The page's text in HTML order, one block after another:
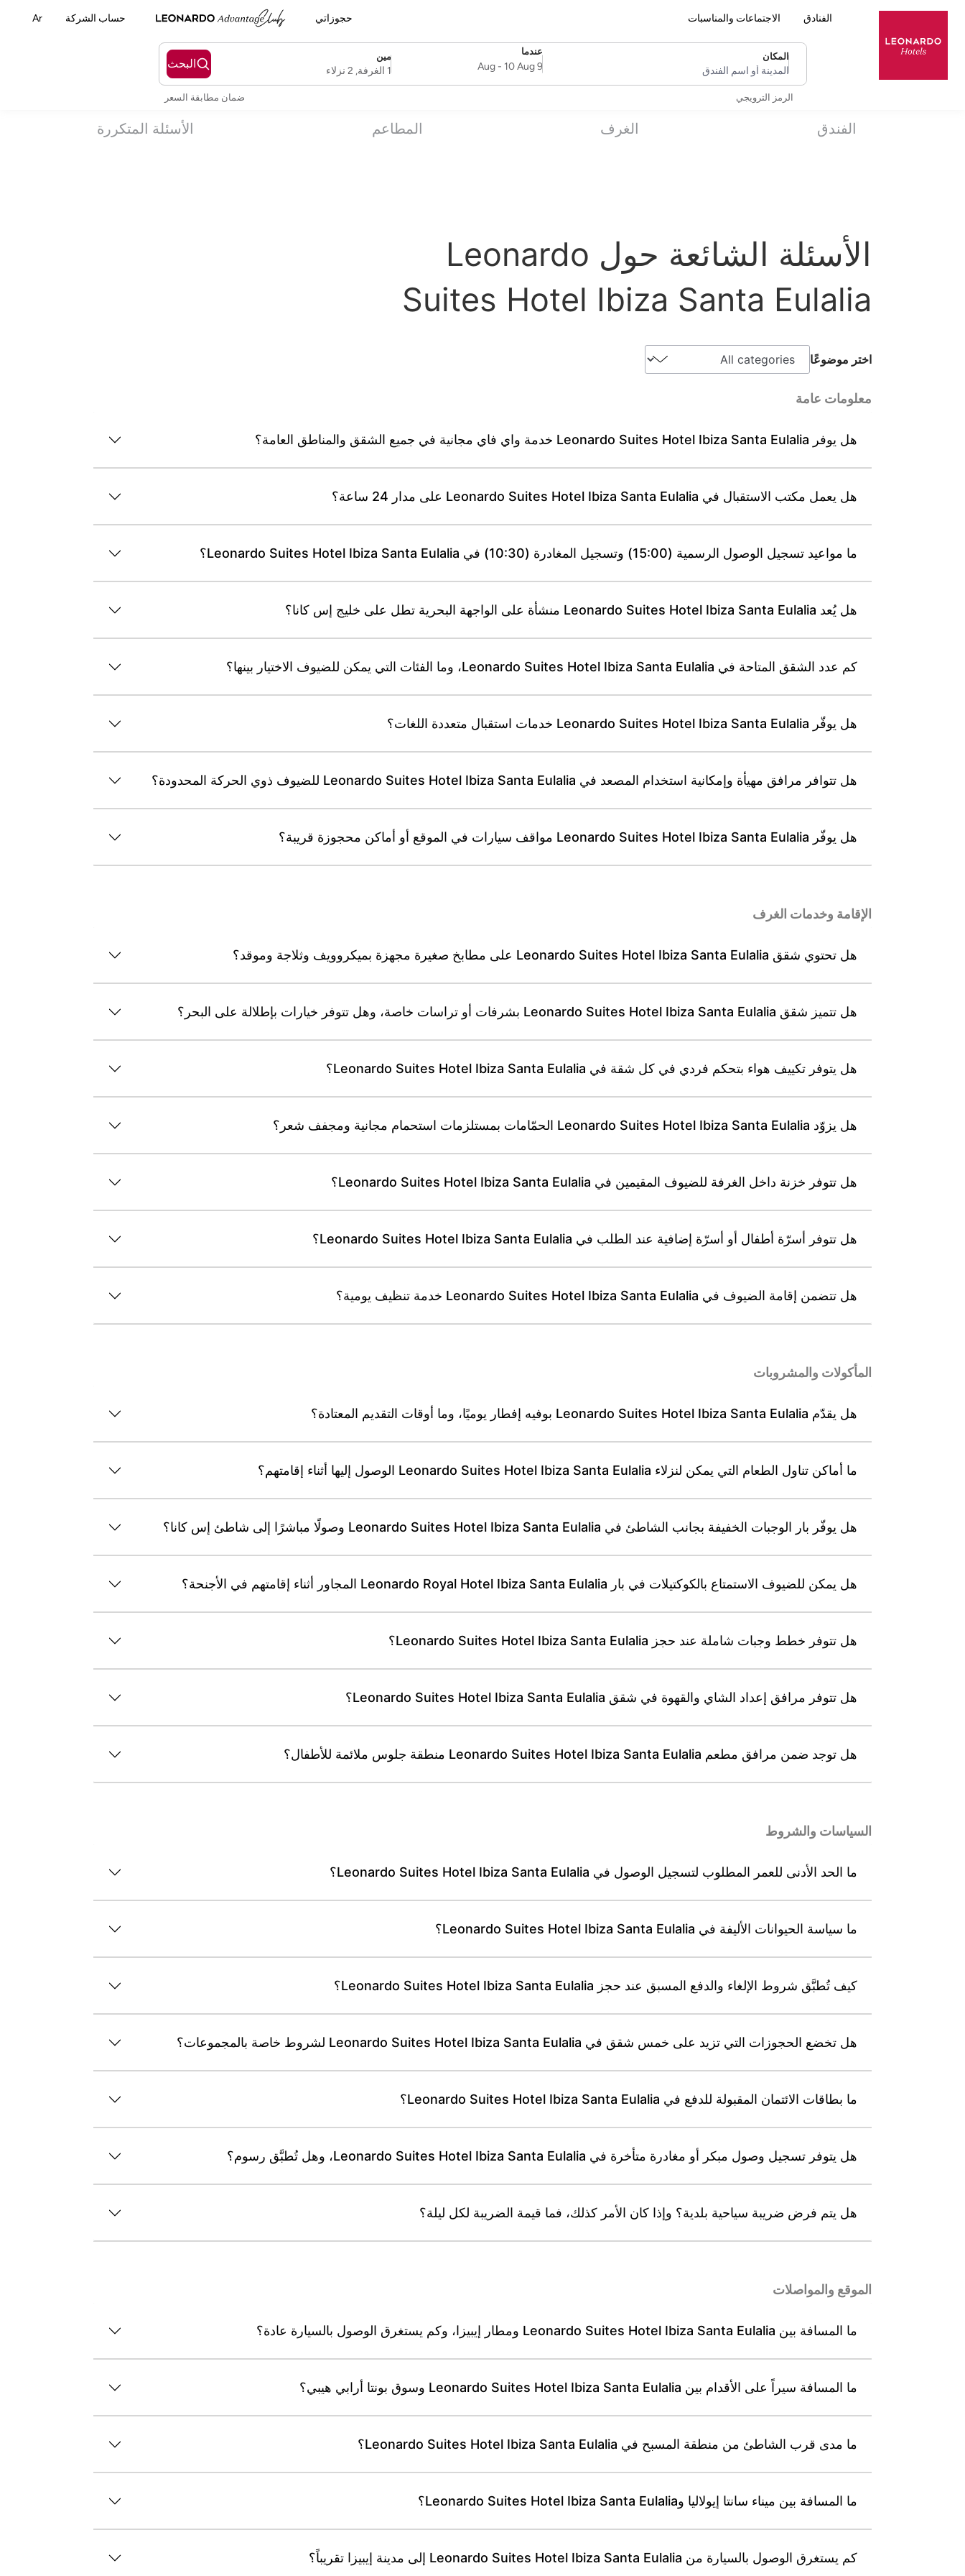
الفنادق الاجتماعات والمناسبات حجوزاتي حساب الشركة Ar
المكان
المدينة أو اسم الفندق
عندما
SelectDate
9 Aug
- 10 Aug
مين
Username1 الغرفة, 2 نزلاء
البحث
الرمز الترويجي ضمان مطابقة السعر
الفندق الغرف المطاعم الأسئلة المتكررة
الأسئلة الشائعة حول Leonardo
Suites Hotel Ibiza Santa Eulalia
اختر موضوعًا
معلومات عامة
هل يوفر Leonardo Suites Hotel Ibiza Santa Eulalia خدمة واي فاي مجانية في جميع الشقق والمناطق العامة؟
هل يعمل مكتب الاستقبال في Leonardo Suites Hotel Ibiza Santa Eulalia على مدار 24 ساعة؟
ما مواعيد تسجيل الوصول الرسمية (15:00) وتسجيل المغادرة (10:30) في Leonardo Suites Hotel Ibiza Santa Eulalia؟
هل يُعد Leonardo Suites Hotel Ibiza Santa Eulalia منشأة على الواجهة البحرية تطل على خليج إس كانا؟
كم عدد الشقق المتاحة في Leonardo Suites Hotel Ibiza Santa Eulalia، وما الفئات التي يمكن للضيوف الاختيار بينها؟
هل يوفّر Leonardo Suites Hotel Ibiza Santa Eulalia خدمات استقبال متعددة اللغات؟
هل تتوافر مرافق مهيأة وإمكانية استخدام المصعد في Leonardo Suites Hotel Ibiza Santa Eulalia للضيوف ذوي الحركة المحدودة؟
هل يوفّر Leonardo Suites Hotel Ibiza Santa Eulalia مواقف سيارات في الموقع أو أماكن محجوزة قريبة؟
الإقامة وخدمات الغرف
هل تحتوي شقق Leonardo Suites Hotel Ibiza Santa Eulalia على مطابخ صغيرة مجهزة بميكروويف وثلاجة وموقد؟
هل تتميز شقق Leonardo Suites Hotel Ibiza Santa Eulalia بشرفات أو تراسات خاصة، وهل تتوفر خيارات بإطلالة على البحر؟
هل يتوفر تكييف هواء بتحكم فردي في كل شقة في Leonardo Suites Hotel Ibiza Santa Eulalia؟
هل يزوّد Leonardo Suites Hotel Ibiza Santa Eulalia الحمّامات بمستلزمات استحمام مجانية ومجفف شعر؟
هل تتوفر خزنة داخل الغرفة للضيوف المقيمين في Leonardo Suites Hotel Ibiza Santa Eulalia؟
هل تتوفر أسرّة أطفال أو أسرّة إضافية عند الطلب في Leonardo Suites Hotel Ibiza Santa Eulalia؟
هل تتضمن إقامة الضيوف في Leonardo Suites Hotel Ibiza Santa Eulalia خدمة تنظيف يومية؟
المأكولات والمشروبات
هل يقدّم Leonardo Suites Hotel Ibiza Santa Eulalia بوفيه إفطار يوميًا، وما أوقات التقديم المعتادة؟
ما أماكن تناول الطعام التي يمكن لنزلاء Leonardo Suites Hotel Ibiza Santa Eulalia الوصول إليها أثناء إقامتهم؟
هل يوفّر بار الوجبات الخفيفة بجانب الشاطئ في Leonardo Suites Hotel Ibiza Santa Eulalia وصولًا مباشرًا إلى شاطئ إس كانا؟
هل يمكن للضيوف الاستمتاع بالكوكتيلات في بار Leonardo Royal Hotel Ibiza Santa Eulalia المجاور أثناء إقامتهم في الأجنحة؟
هل تتوفر خطط وجبات شاملة عند حجز Leonardo Suites Hotel Ibiza Santa Eulalia؟
هل تتوفر مرافق إعداد الشاي والقهوة في شقق Leonardo Suites Hotel Ibiza Santa Eulalia؟
هل توجد ضمن مرافق مطعم Leonardo Suites Hotel Ibiza Santa Eulalia منطقة جلوس ملائمة للأطفال؟
السياسات والشروط
ما الحد الأدنى للعمر المطلوب لتسجيل الوصول في Leonardo Suites Hotel Ibiza Santa Eulalia؟
ما سياسة الحيوانات الأليفة في Leonardo Suites Hotel Ibiza Santa Eulalia؟
كيف تُطبَّق شروط الإلغاء والدفع المسبق عند حجز Leonardo Suites Hotel Ibiza Santa Eulalia؟
هل تخضع الحجوزات التي تزيد على خمس شقق في Leonardo Suites Hotel Ibiza Santa Eulalia لشروط خاصة بالمجموعات؟
ما بطاقات الائتمان المقبولة للدفع في Leonardo Suites Hotel Ibiza Santa Eulalia؟
هل يتوفر تسجيل وصول مبكر أو مغادرة متأخرة في Leonardo Suites Hotel Ibiza Santa Eulalia، وهل تُطبَّق رسوم؟
هل يتم فرض ضريبة سياحية بلدية؟ وإذا كان الأمر كذلك، فما قيمة الضريبة لكل ليلة؟
الموقع والمواصلات
ما المسافة بين Leonardo Suites Hotel Ibiza Santa Eulalia ومطار إيبيزا، وكم يستغرق الوصول بالسيارة عادة؟
ما المسافة سيراً على الأقدام بين Leonardo Suites Hotel Ibiza Santa Eulalia وسوق بونتا أرابي هيبي؟
ما مدى قرب الشاطئ من منطقة المسبح في Leonardo Suites Hotel Ibiza Santa Eulalia؟
ما المسافة بين ميناء سانتا إيولاليا وLeonardo Suites Hotel Ibiza Santa Eulalia؟
كم يستغرق الوصول بالسيارة من Leonardo Suites Hotel Ibiza Santa Eulalia إلى مدينة إيبيزا تقريباً؟